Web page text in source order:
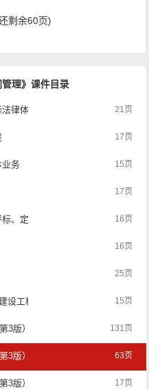
剩余60页)
管理》课件目录
律体系 21页
17页
业务 15页
17页
、定标 16页
16页
25页
设工程施工索赔 15页
3版）-教案-宋春岩 131页
3版）-教案-尹素花 63页
3版）-习题答案-宋春岩 17页